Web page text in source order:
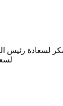
رئيس